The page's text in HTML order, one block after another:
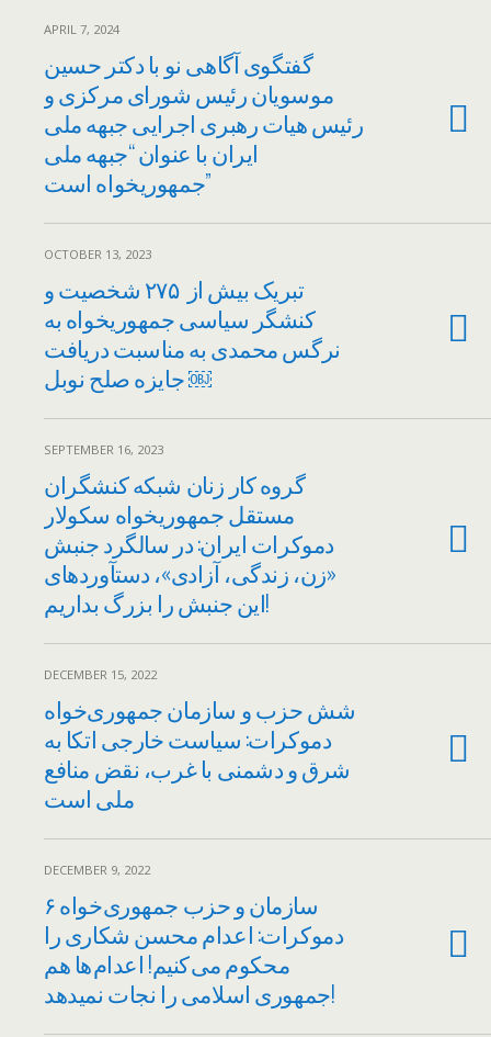
APRIL 7, 2024
گفتگوی آگاهی نو با دکتر حسین
موسویان رئیس شورای مرکزی و
رئیس هیات رهبری اجرایی جبهه ملی
ایران با عنوان “جبهه ملی
جمهوریخواه است”
OCTOBER 13, 2023
تبریک بیش از ۲۷۵ شخصیت و
کنشگر سیاسی جمهوریخواه به
نرگس محمدی به مناسبت دریافت
جایزه صلح نوبل ￼
SEPTEMBER 16, 2023
گروه کار زنان شبکه کنشگران
مستقل جمهوریخواه سکولار
دموکرات ایران: در سالگرد جنبش
«زن، زندگی، آزادی»، دستآوردهای
این جنبش را بزرگ بداریم!
DECEMBER 15, 2022
شش حزب و سازمان جمهوری‌خواه
دموکرات: سیاست خارجی اتکا به
شرق و دشمنی با غرب، نقض منافع
ملی است
DECEMBER 9, 2022
۶ سازمان و حزب جمهوری‌خواه
دموکرات: اعدام محسن شکاری را
محکوم می کنیم! اعدام ها هم
جمهوری اسلامی را نجات نمیدهد!